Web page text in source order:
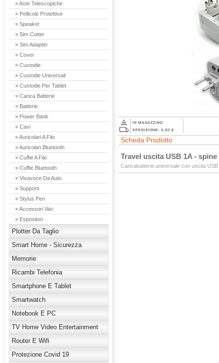
» Aste Telescopiche
» Pellicole Protettive
» Speaker
» Sim Cutter
» Sim Adapter
» Cover
» Custodie
» Custodie Universali
» Custodie Per Tablet
» Carica Batterie
» Batterie
» Power Bank
» Cavi
» Auricolari A Filo
» Auricolari Bluetooth
» Cuffie A Filo
» Cuffie Bluetooth
» Vivavoce Da Auto
» Supporti
» Stylus Pen
» Accessori Vari
» Espositori
Plotter Da Taglio
Smart Home - Sicurezza
Memorie
Ricambi Telefonia
Smartphone E Tablet
Smartwatch
Notebook E PC
TV Home Video Entertainment
Router E Wifi
Protezione Covid 19
IN MAGAZZINO
SPEDIZIONE: 5,50 €
Scheda Prodotto
Travel uscita USB 1A -
Caricabatterie universale con uscita